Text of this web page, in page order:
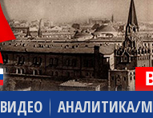
ВИДЕО АНАЛИТИКА/